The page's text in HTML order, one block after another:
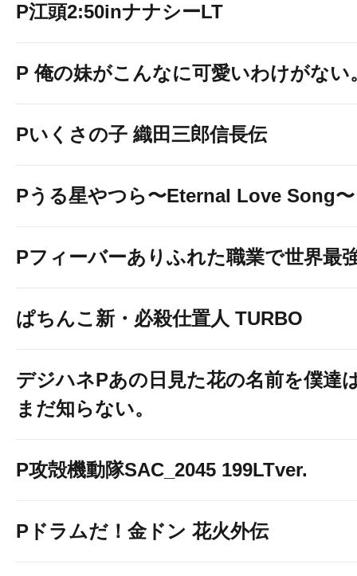
P江頭2:50inナナシーLT
P 俺の妹がこんなに可愛いわけがない
Pいくさの子 織田三郎信長伝
Pうる星やつら〜Eternal Love Song〜
Pフィーバーありふれた職業で世界最
ぱちんこ新・必殺仕置人 TURBO
デジハネPあの日見た花の名前を僕達
まだ知らない。
P攻殻機動隊SAC_2045 199LTver.
Pドラムだ！金ドン 花火外伝